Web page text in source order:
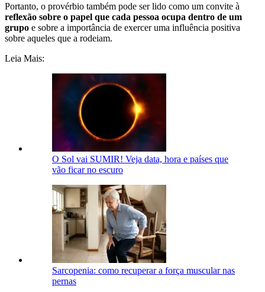
Portanto, o provérbio também pode ser lido como um convite à
reflexão sobre o papel que cada pessoa ocupa dentro de um
grupo e sobre a importância de exercer uma influência positiva
sobre aqueles que a rodeiam.
Leia Mais:
O Sol vai SUMIR! Veja data, hora e países que
vão ficar no escuro
Sarcopenia: como recuperar a força muscular nas
pernas